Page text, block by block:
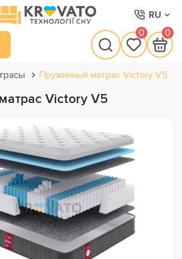
RU
0 0
Пружинный матрас Victory V5
Victory V5